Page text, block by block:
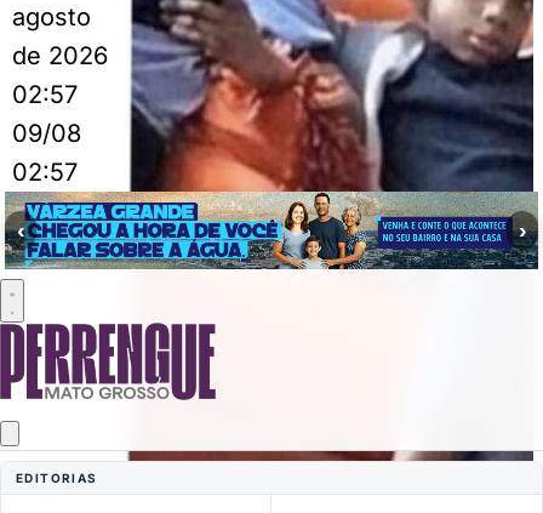
agosto
de 2026
02:57
09/08
02:57
‹ ›
EDITORIAS